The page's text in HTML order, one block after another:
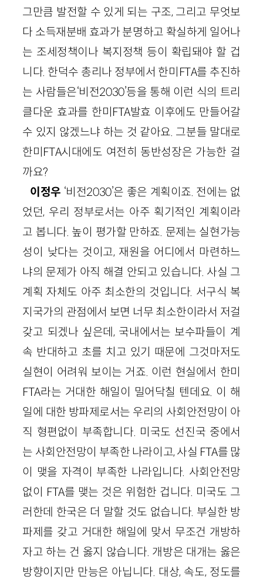
그만큼 발전할 수 있게 되는 구조, 그리고 무엇보
다 소득재분배 효과가 분명하고 확실하게 일어나
는 조세정책이나 복지정책 등이 확립돼야 할 겁
니다. 한덕수 총리나 정부에서 한미FTA를 추진하
는 사람들은‘비전2030’등을 통해 이런 식의 트리
클다운 효과를 한미FTA발효 이후에도 만들어갈
수 있지 않겠느냐 하는 것 같아요. 그분들 말대로
한미FTA시대에도 여전히 동반성장은 가능한 걸
까요?
이정우 ‘비전2030’은 좋은 계획이죠. 전에는 없
었던, 우리 정부로서는 아주 획기적인 계획이라
고 봅니다. 높이 평가할 만하죠. 문제는 실현가능
성이 낮다는 것이고, 재원을 어디에서 마련하느
냐의 문제가 아직 해결 안되고 있습니다. 사실 그
계획 자체도 아주 최소한의 것입니다. 서구식 복
지국가의 관점에서 보면 너무 최소한이라서 저걸
갖고 되겠나 싶은데, 국내에서는 보수파들이 계
속 반대하고 초를 치고 있기 때문에 그것마저도
실현이 어려워 보이는 거죠. 이런 현실에서 한미
FTA라는 거대한 해일이 밀어닥칠 텐데요. 이 해
일에 대한 방파제로서는 우리의 사회안전망이 아
직 형편없이 부족합니다. 미국도 선진국 중에서
는 사회안전망이 부족한 나라이고, 사실 FTA를 많
이 맺을 자격이 부족한 나라입니다. 사회안전망
없이 FTA를 맺는 것은 위험한 겁니다. 미국도 그
러한데 한국은 더 말할 것도 없습니다. 부실한 방
파제를 갖고 거대한 해일에 맞서 무조건 개방하
자고 하는 건 옳지 않습니다. 개방은 대개는 옳은
방향이지만 만능은 아닙니다. 대상, 속도, 정도를